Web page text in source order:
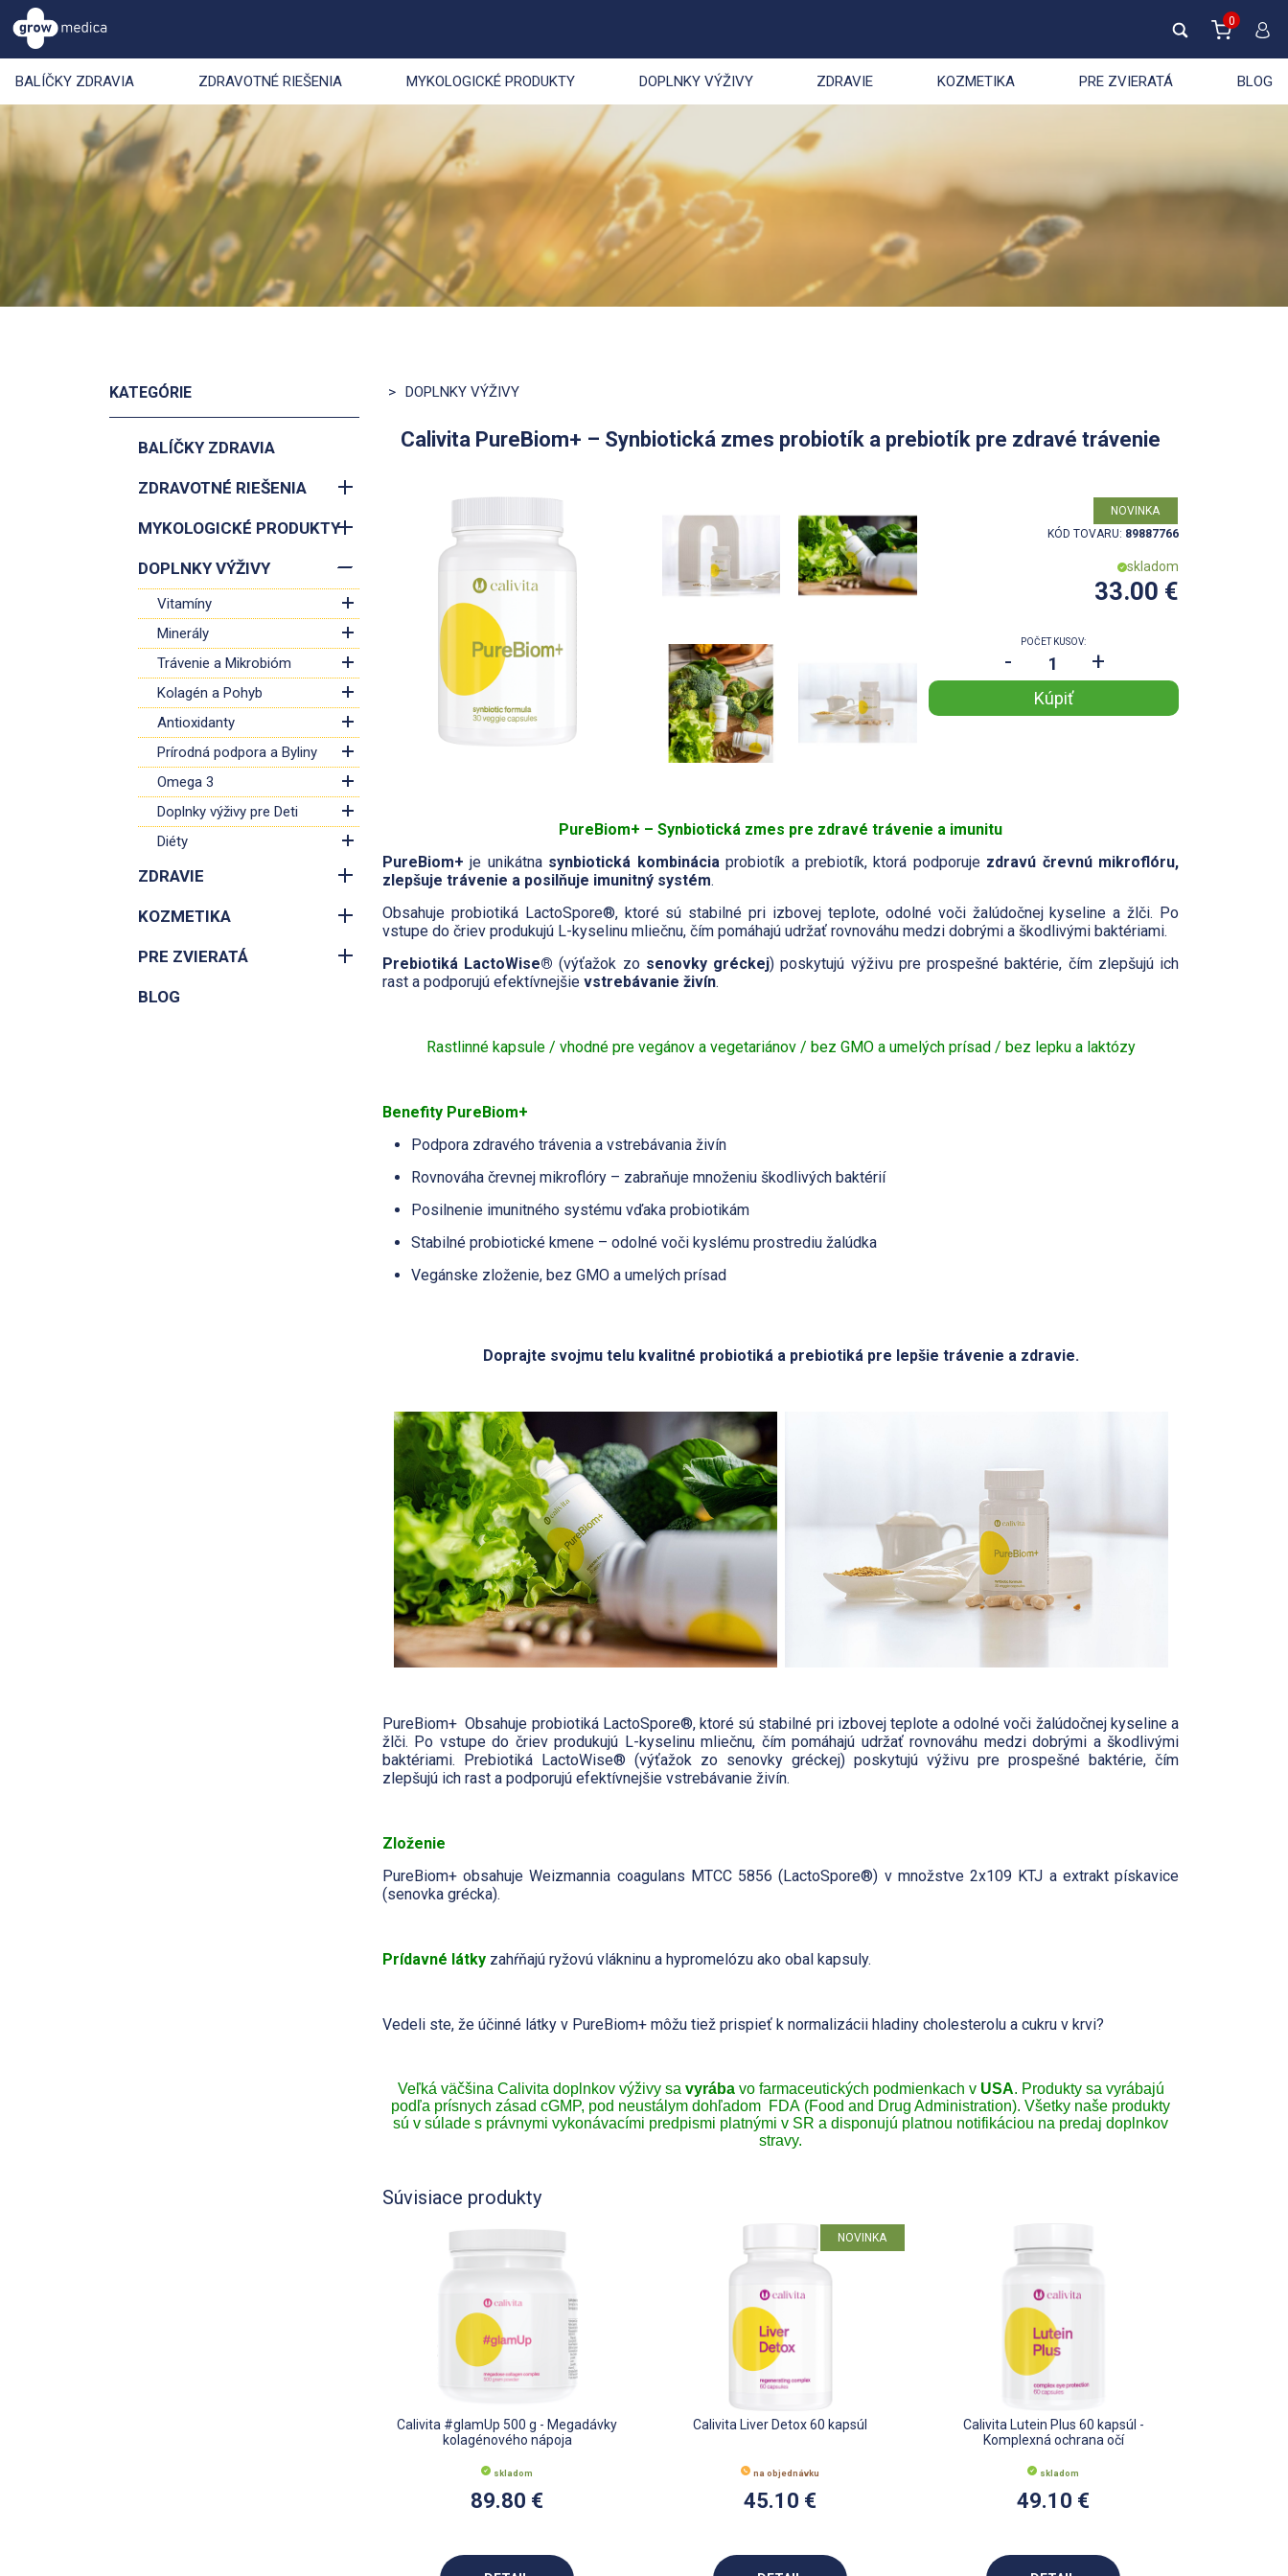
0
BALÍČKY ZDRAVIA ZDRAVOTNÉ RIEŠENIA MYKOLOGICKÉ PRODUKTY DOPLNKY VÝŽIVY ZDRAVIE KOZMETIKA PRE ZVIERATÁ BLOG
KATEGÓRIE
BALÍČKY ZDRAVIA
ZDRAVOTNÉ RIEŠENIA
MYKOLOGICKÉ PRODUKTY
DOPLNKY VÝŽIVY
Vitamíny
Minerály
Trávenie a Mikrobióm
Kolagén a Pohyb
Antioxidanty
Prírodná podpora a Byliny
Omega 3
Doplnky výživy pre Deti
Diéty
ZDRAVIE
KOZMETIKA
PRE ZVIERATÁ
BLOG
> DOPLNKY VÝŽIVY
Calivita PureBiom+ – Synbiotická zmes probiotík a prebiotík pre zdravé trávenie
NOVINKA
KÓD TOVARU: 89887766
skladom
33.00 €
POČET KUSOV:
- +
PureBiom+ – Synbiotická zmes pre zdravé trávenie a imunitu
PureBiom+ je unikátna synbiotická kombináciaprobiotík a prebiotík, ktorá podporuje zdravú črevnú mikroflóru,
zlepšuje trávenie a posilňuje imunitný systém.
Obsahuje probiotiká LactoSpore®, ktoré sú stabilné pri izbovej teplote, odolné voči žalúdočnej kyseline a žlči. Po
vstupe do čriev produkujú L-kyselinu mliečnu, čím pomáhajú udržať rovnováhu medzi dobrými a škodlivými baktériami.
Prebiotiká LactoWise® (výťažok zo senovky gréckej) poskytujú výživu pre prospešné baktérie, čím zlepšujú ich
rast a podporujú efektívnejšie vstrebávanie živín.
Rastlinné kapsule / vhodné pre vegánov a vegetariánov / bez GMO a umelých prísad / bez lepku a laktózy
Benefity PureBiom+
Podpora zdravého trávenia a vstrebávania živín
Rovnováha črevnej mikroflóry – zabraňuje množeniu škodlivých baktérií
Posilnenie imunitného systému vďaka probiotikám
Stabilné probiotické kmene – odolné voči kyslému prostrediu žalúdka
Vegánske zloženie, bez GMO a umelých prísad
Doprajte svojmu telu kvalitné probiotiká a prebiotiká pre lepšie trávenie a zdravie.
PureBiom+ Obsahuje probiotiká LactoSpore®, ktoré sú stabilné pri izbovej teplote a odolné voči žalúdočnej kyseline a
žlči. Po vstupe do čriev produkujú L-kyselinu mliečnu, čím pomáhajú udržať rovnováhu medzi dobrými a škodlivými
baktériami. Prebiotiká LactoWise® (výťažok zo senovky gréckej) poskytujú výživu pre prospešné baktérie, čím
zlepšujú ich rast a podporujú efektívnejšie vstrebávanie živín.
Zloženie
PureBiom+ obsahuje Weizmannia coagulans MTCC 5856 (LactoSpore®) v množstve 2x109 KTJ a extrakt pískavice
(senovka grécka).
Prídavné látky zahŕňajú ryžovú vlákninu a hypromelózu ako obal kapsuly.
Vedeli ste, že účinné látky v PureBiom+ môžu tiež prispieť k normalizácii hladiny cholesterolu a cukru v krvi?
Veľká väčšina Calivita doplnkov výživy sa vyrábavo farmaceutických podmienkach v USA. Produkty sa vyrábajú
podľa prísnych zásad cGMP, pod neustálym dohľadom FDA (Food and Drug Administration). Všetky naše produkty
sú v súlade s právnymi vykonávacími predpismi platnými v SR a disponujú platnou notifikáciou na predaj doplnkov
stravy.
Súvisiace produkty
Calivita #glamUp 500 g - Megadávky
kolagénového nápoja
skladom
89.80 €
NOVINKA
Calivita Liver Detox 60 kapsúl
na objednávku
45.10 €
Calivita Lutein Plus 60 kapsúl -
Komplexná ochrana očí
skladom
49.10 €